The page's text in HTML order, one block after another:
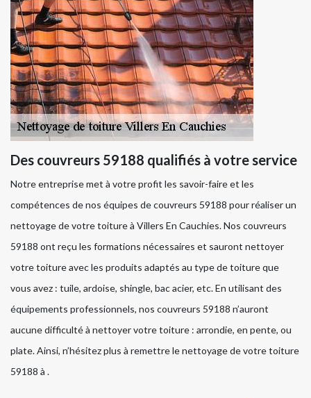
Des couvreurs 59188 qualifiés à votre service
Notre entreprise met à votre profit les savoir-faire et les
compétences de nos équipes de couvreurs 59188 pour réaliser un
nettoyage de votre toiture à Villers En Cauchies. Nos couvreurs
59188 ont reçu les formations nécessaires et sauront nettoyer
votre toiture avec les produits adaptés au type de toiture que
vous avez : tuile, ardoise, shingle, bac acier, etc. En utilisant des
équipements professionnels, nos couvreurs 59188 n’auront
aucune difficulté à nettoyer votre toiture : arrondie, en pente, ou
plate. Ainsi, n’hésitez plus à remettre le nettoyage de votre toiture
59188 à .